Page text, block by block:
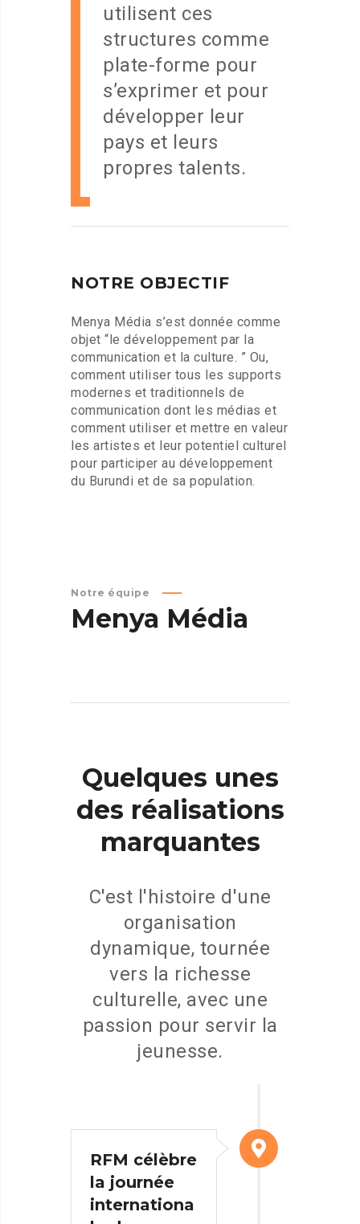
utilisent ces
structures comme
plate-forme pour
s’exprimer et pour
développer leur
pays et leurs
propres talents.
NOTRE OBJECTIF
Menya Média s’est donnée comme
objet “le développement par la
communication et la culture. ” Ou,
comment utiliser tous les supports
modernes et traditionnels de
communication dont les médias et
comment utiliser et mettre en valeur
les artistes et leur potentiel culturel
pour participer au développement
du Burundi et de sa population.
Notre équipe
Menya Média
Quelques unes
des réalisations
marquantes
C'est l'histoire d'une
organisation
dynamique, tournée
vers la richesse
culturelle, avec une
passion pour servir la
jeunesse.
RFM célèbre
la journée
internationa